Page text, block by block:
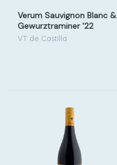
Verum Sauvignon Blanc &
Gewurztraminer '22
VT de Castilla